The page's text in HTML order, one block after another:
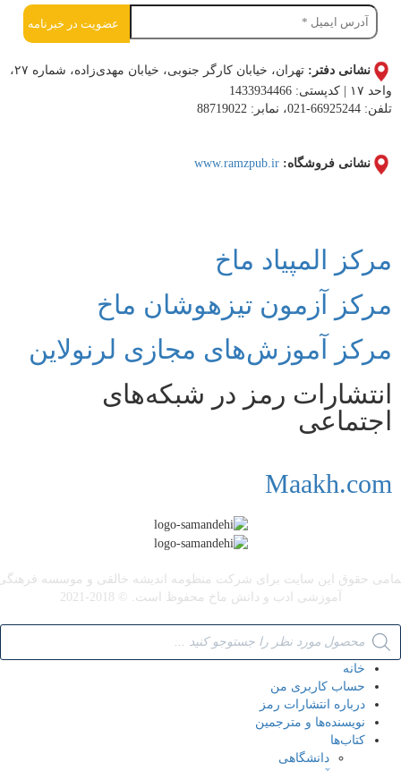
نشانی دفتر:
تهران، خیابان کارگر جنوبی، خیابان مهدی‌زاده، شماره ۲۷،
واحد ۱۷ | کدپستی: 1433934466
تلفن: 66925244-021، نمابر: 88719022
نشانی فروشگاه: www.ramzpub.ir
مرکز المپیاد ماخ
مرکز آزمون تیزهوشان ماخ
مرکز آموزش‌های مجازی لرنولاین
انتشارات رمز در شبکه‌‌های
اجتماعی
Maakh.com
حقوق این سایت برای شرکت منظومه اندیشه خالقی و موسسه
آموزشی ادب و دانش ماخ محفوظ است. © 2018-2021
خانه
حساب کاربری من
درباره انتشارات رمز
نویسنده‌ها و مترجمین
کتاب‌ها
دانشگاهی